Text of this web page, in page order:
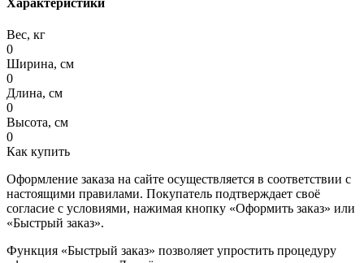
Характеристики
Вес, кг
0
Ширина, см
0
Длина, см
0
Высота, см
0
Как купить
Оформление заказа на сайте осуществляется в соответствии с
настоящими правилами. Покупатель подтверждает своё
согласие с условиями, нажимая кнопку «Оформить заказ» или
«Быстрый заказ».
Функция «Быстрый заказ» позволяет упростить процедуру